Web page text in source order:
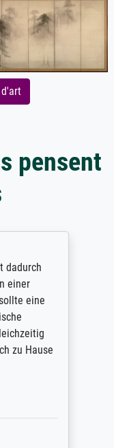
pensent
dadurch
einer
eine
zu Hause